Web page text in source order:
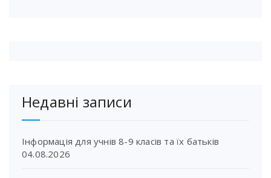
Недавні записи
Інформація для учнів 8-9 класів та їх батьків
04.08.2026